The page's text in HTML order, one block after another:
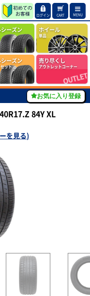
ログイン CART MENU
ーズン ホイール
単品
ーズン
ット
売り尽くし
アウトレットコーナー
お気に入り登録
84Y XL
を見る)